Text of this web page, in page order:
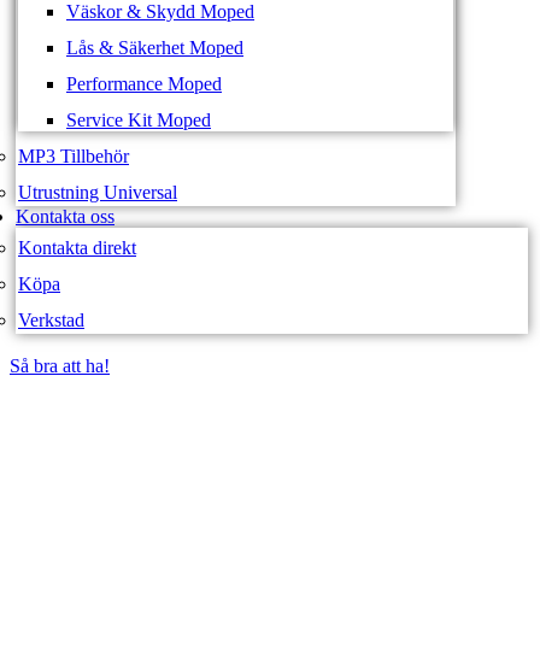
Väskor & Skydd Moped
Lås & Säkerhet Moped
Performance Moped
Service Kit Moped
MP3 Tillbehör
Utrustning Universal
Kontakta oss
Kontakta direkt
Köpa
Verkstad
Så bra att ha!